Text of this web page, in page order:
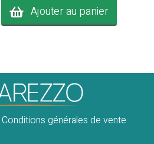
Ajouter au panier
Conditions générales de vente